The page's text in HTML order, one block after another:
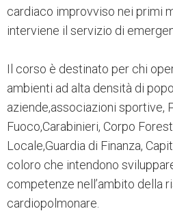
cardiaco improvviso nei primi
interviene il servizio di
Il corso è destinato per chi
ambienti ad alta densità di
aziende,associazioni sportive,
Fuoco,Carabinieri, Corpo
Locale,Guardia di Finanza,
coloro che intendono
competenze nell’ambito della
cardiopolmonare.